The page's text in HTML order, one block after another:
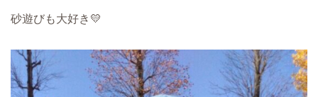
砂遊びも大好き💛